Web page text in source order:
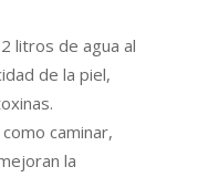
litros de agua al
de la piel,
caminar,
la